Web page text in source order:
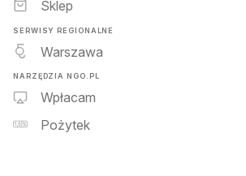
Sklep
SERWISY REGIONALNE
Warszawa
NARZĘDZIA NGO.PL
Wpłacam
Pożytek